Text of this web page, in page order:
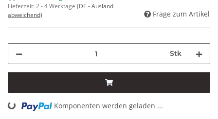
Lieferzeit:2 - 4 Werktage (DE - Ausland
abweichend)
Frage zum Artikel
Stk
Loading... Komponenten werden geladen ...